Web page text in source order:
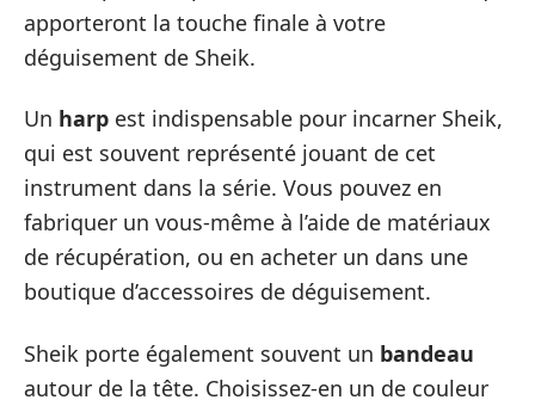
apporteront la touche finale à votre
déguisement de Sheik.
Un harp est indispensable pour incarner Sheik,
qui est souvent représenté jouant de cet
instrument dans la série. Vous pouvez en
fabriquer un vous-même à l’aide de matériaux
de récupération, ou en acheter un dans une
boutique d’accessoires de déguisement.
Sheik porte également souvent un bandeau
autour de la tête. Choisissez-en un de couleur